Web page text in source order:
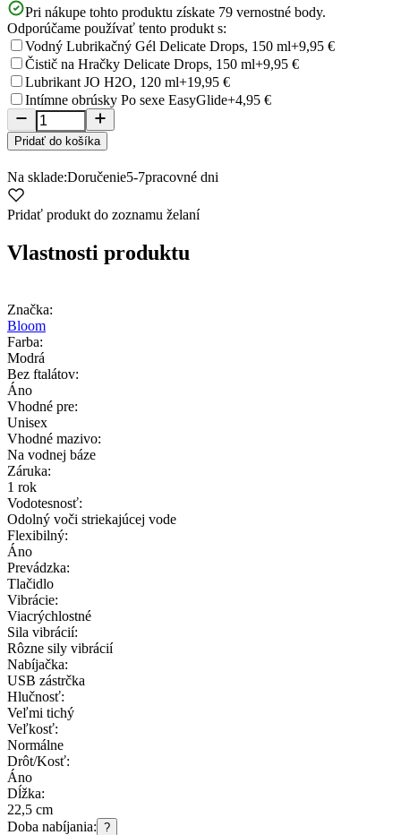
Pri nákupe tohto produktu získate 79 vernostné body.
Odporúčame používať tento produkt s:
Vodný Lubrikačný Gél Delicate Drops, 150 ml+9,95 €
Čistič na Hračky Delicate Drops, 150 ml+9,95 €
Lubrikant JO H2O, 120 ml+19,95 €
Intímne obrúsky Po sexe EasyGlide+4,95 €
Pridať do košíka
Na sklade:Doručenie5-7pracovné dni
Pridať produkt do zoznamu želaní
Vlastnosti produktu
Značka:
Bloom
Farba:
Modrá
Bez ftalátov:
Áno
Vhodné pre:
Unisex
Vhodné mazivo:
Na vodnej báze
Záruka:
1 rok
Vodotesnosť:
Odolný voči striekajúcej vode
Flexibilný:
Áno
Prevádzka:
Tlačidlo
Vibrácie:
Viacrýchlostné
Sila vibrácií:
Rôzne sily vibrácií
Nabíjačka:
USB zástrčka
Hlučnosť:
Veľmi tichý
Veľkosť:
Normálne
Drôt/Kosť:
Áno
Dĺžka:
22,5 cm
Doba nabíjania: ?